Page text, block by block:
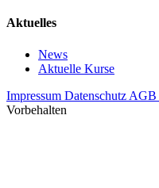
Aktuelles
News
Aktuelle Kurse
Impressum Datenschutz AGB
Vorbehalten